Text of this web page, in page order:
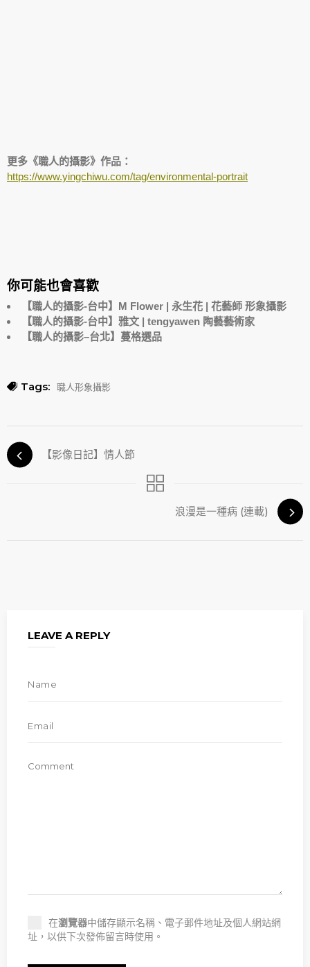
更多《職人的攝影》作品：
https://www.yingchiwu.com/tag/environmental-portrait
你可能也會喜歡
【職人的攝影-台中】M Flower | 永生花 | 花藝師 形象攝影
【職人的攝影-台中】雅文 | tengyawen 陶藝藝術家
【職人的攝影–台北】蔓格選品
Tags: 職人形象攝影
【影像日記】情人節
浪漫是一種病 (連載)
LEAVE A REPLY
在瀏覽器中儲存顯示名稱、電子郵件地址及個人網站網
址，以供下次發佈留言時使用。